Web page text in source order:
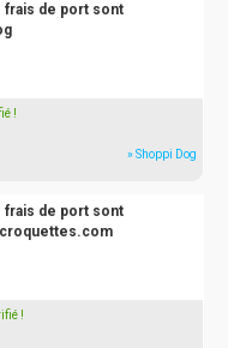
frais de port sont
!
» Shoppi Dog
frais de port sont
!